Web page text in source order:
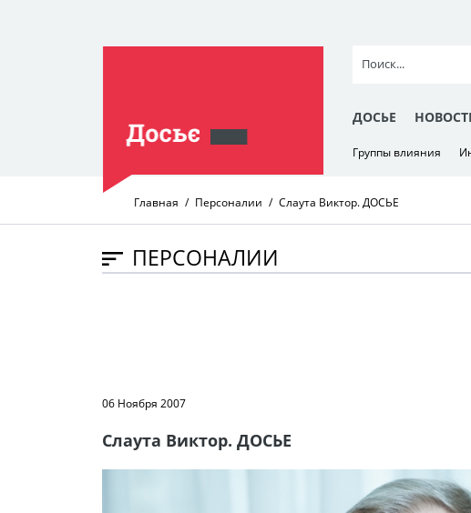
ДОСЬЕ
Группы влияния
Главная Персоналии Слаута Виктор. ДОСЬЕ
ПЕРСОНАЛИИ
06 Ноября 2007
Слаута Виктор. ДОСЬЕ